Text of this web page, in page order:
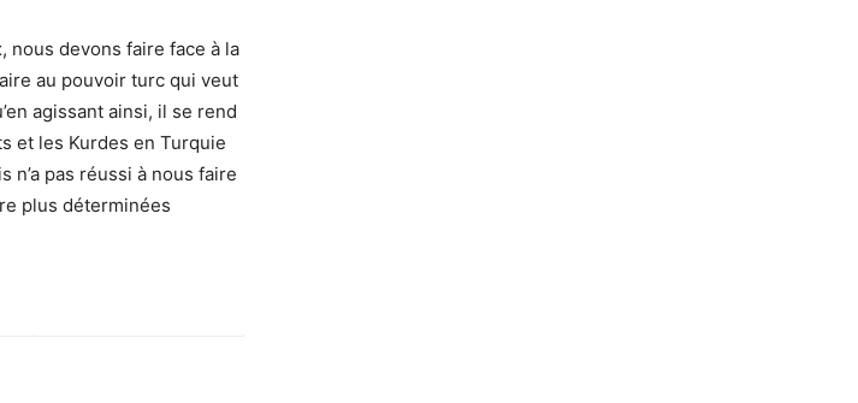
nous devons faire face à la
au pouvoir turc qui veut
agissant ainsi, il se rend
et les Kurdes en Turquie
n’a pas réussi à nous faire
plus déterminées